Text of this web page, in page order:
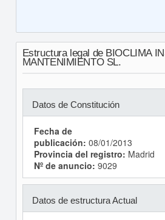
Estructura legal de BIOCLIMA
MANTENIMIENTO SL.
Datos de Constitución
Fecha de
publicación: 08/01/2013
Provincia del registro: Madrid
Nº de anuncio: 9029
Datos de estructura Actual